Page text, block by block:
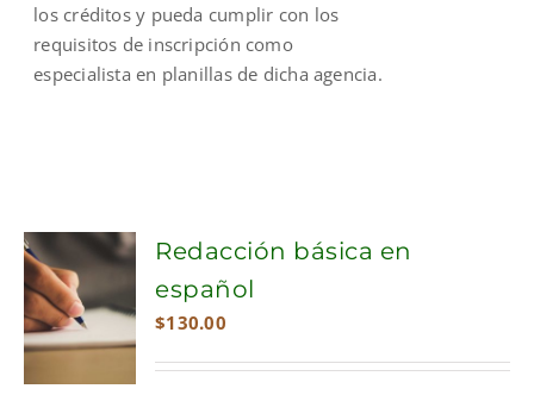
los créditos y pueda cumplir con los
requisitos de inscripción como
especialista en planillas de dicha agencia.
ADD TO
CART
Redacción básica en
español
$130.00